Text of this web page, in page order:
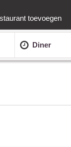
toevoegen
Diner